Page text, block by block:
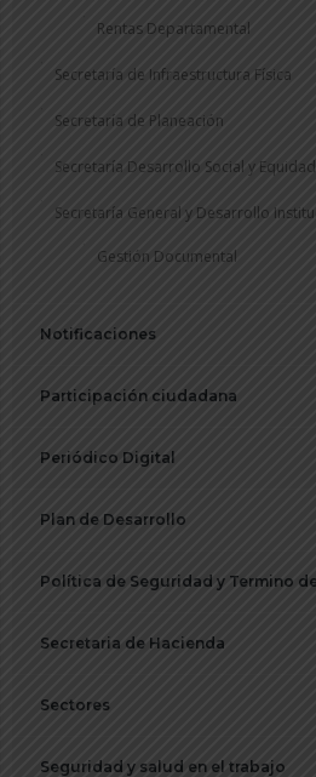
Rentas Departamental
Secretaría de Infraestructura Física
Secretaría de Planeación
Secretaría Desarrollo Social y
Secretaría General y Desarrollo
Gestión Documental
Notificaciones
Participación ciudadana
Periódico Digital
Plan de Desarrollo
Política de Seguridad y Termino
Secretaria de Hacienda
Sectores
Seguridad y salud en el trabajo